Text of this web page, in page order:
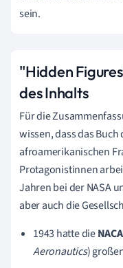
sein.
"Hidden
des Inhalts
Für die
wissen, dass das
afroamerikanischen
Protagonistinnen
Jahren bei der NASA
aber auch die
1943 hatte dieNACA
Aeronautics)